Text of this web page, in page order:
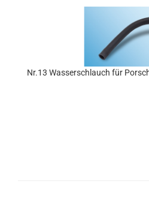
Nr.13 Wasserschlauch für